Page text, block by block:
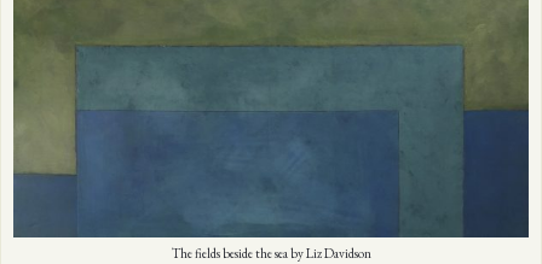
The fields beside the sea by Liz Davidson